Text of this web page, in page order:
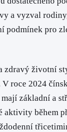
a vyzval
podmínek pro
zdravý životní
roce 2024
základní a
aktivity během